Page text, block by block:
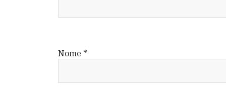
Nome *